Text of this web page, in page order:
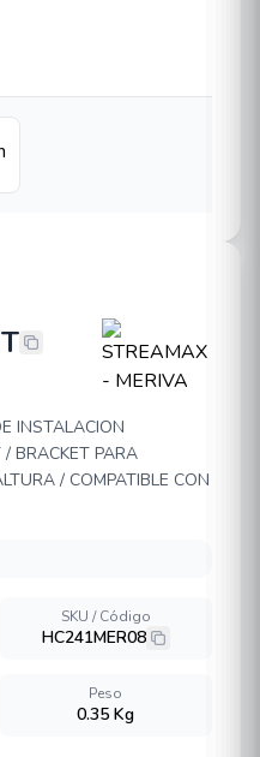
MXPAD
INSTALACION
BRACKET PARA
/ COMPATIBLE CON
SKU / Código
HC241MER08
Peso
0.35 Kg